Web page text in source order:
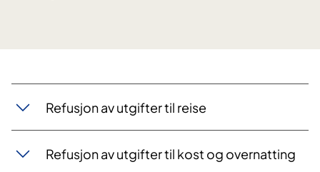
​Refusjon av utgifter til reise
Refusjon av utgifter til kost og overnatting